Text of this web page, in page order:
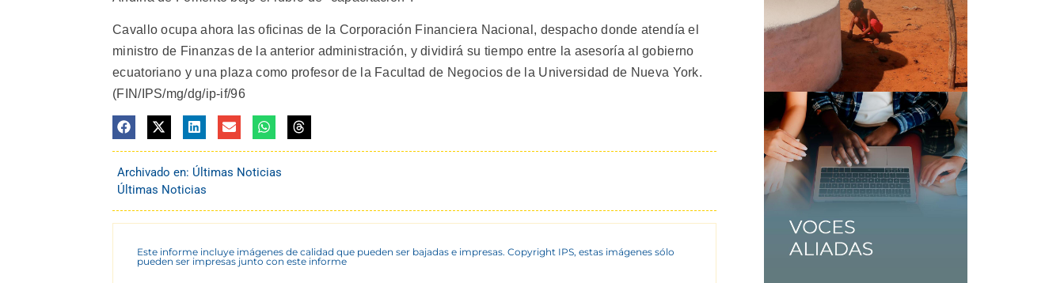
Cavallo ocupa ahora las oficinas de la Corporación Financiera Nacional, despacho donde atendía el
ministro de Finanzas de la anterior administración, y dividirá su tiempo entre la asesoría al gobierno
ecuatoriano y una plaza como profesor de la Facultad de Negocios de la Universidad de Nueva York.
(FIN/IPS/mg/dg/ip-if/96
Archivado en: Últimas Noticias
Últimas Noticias
Este informe incluye imágenes de calidad que pueden ser bajadas e impresas. Copyright IPS, estas imágenes sólo
pueden ser impresas junto con este informe